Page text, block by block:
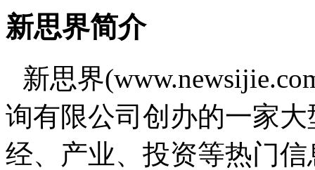
新思界简介
新思界
询有限公司创办的一家
经、产业、投资等热门